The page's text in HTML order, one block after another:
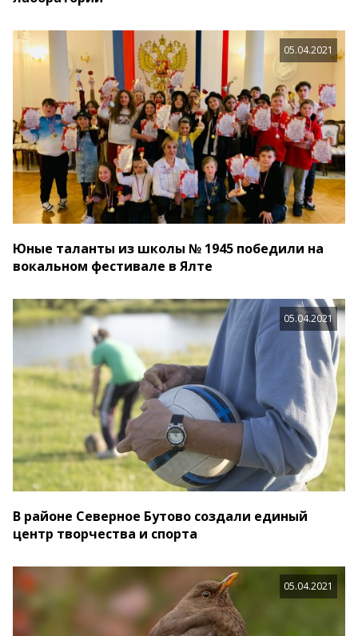
05.04.2021
Юные таланты из школы № 1945 победили на
вокальном фестивале в Ялте
05.04.2021
В районе Северное Бутово создали единый
центр творчества и спорта
05.04.2021